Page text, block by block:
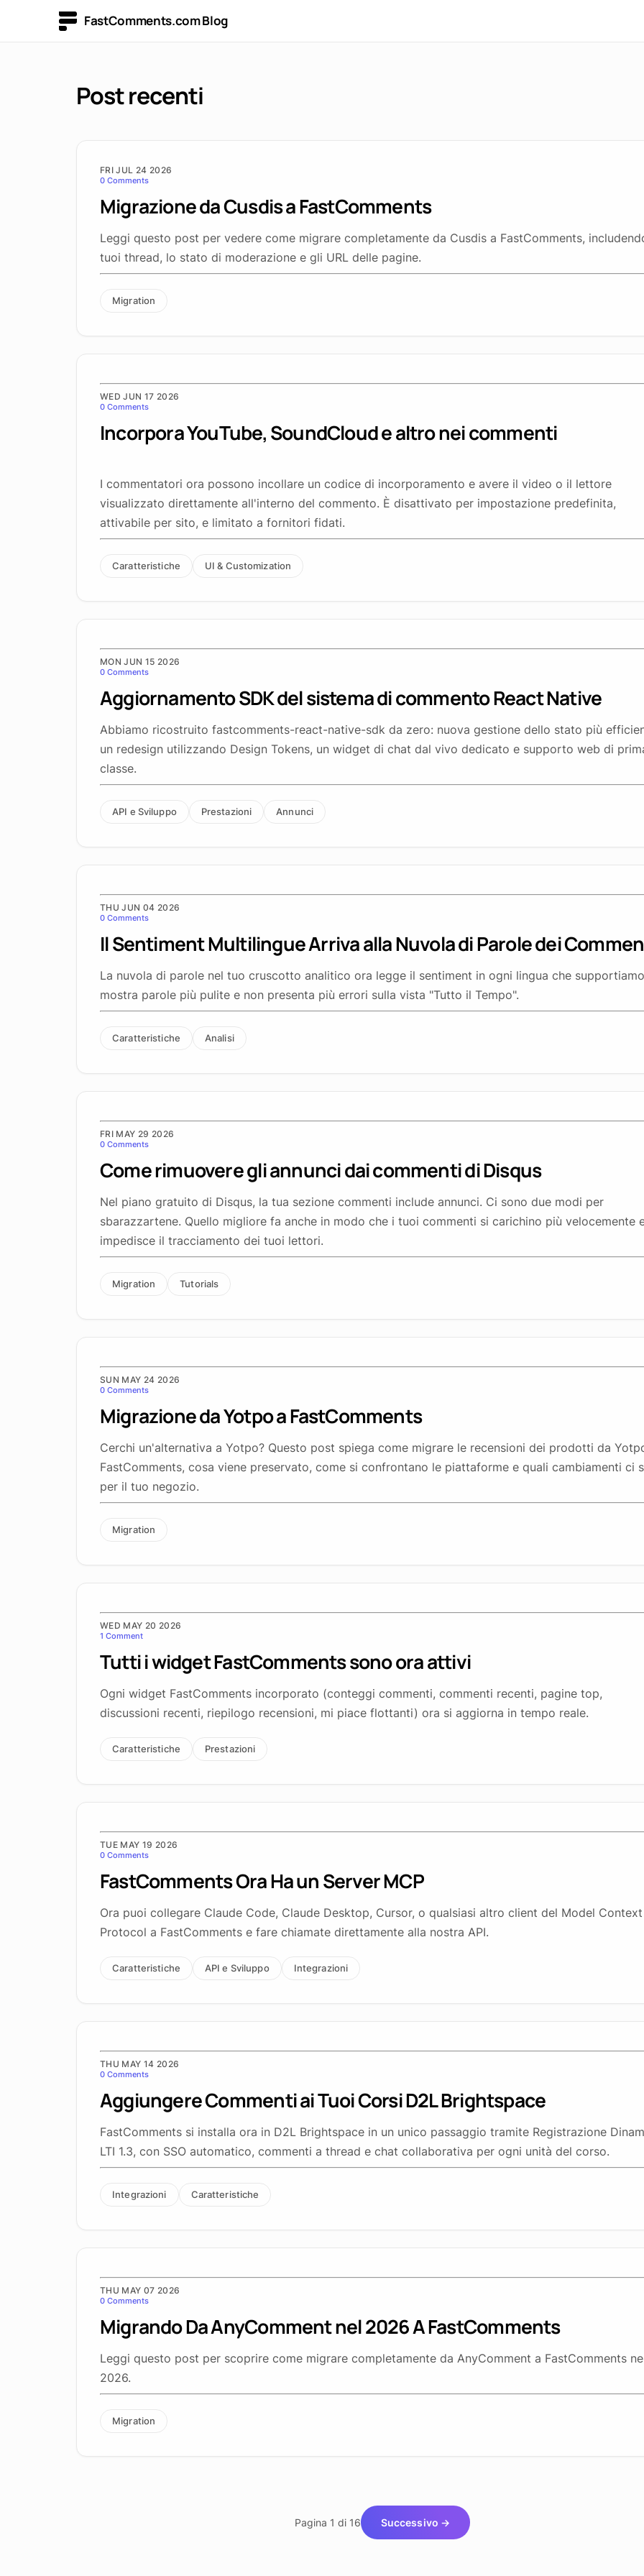
FastComments.com Blog
Post recenti
FRI JUL 24 2026
0 Comments
Migrazione da Cusdis a FastComments
Leggi questo post per vedere come migrare completamente da Cusdis a FastComments,
tuoi thread, lo stato di moderazione e gli URL delle pagine.
Migration
WED JUN 17 2026
0 Comments
Incorpora YouTube, SoundCloud e altro nei commenti
I commentatori ora possono incollare un codice di incorporamento e avere il video o il lettore
visualizzato direttamente all'interno del commento. È disattivato per impostazione predefinita,
attivabile per sito, e limitato a fornitori fidati.
Caratteristiche UI & Customization
MON JUN 15 2026
0 Comments
Aggiornamento SDK del sistema di commento React Native
Abbiamo ricostruito fastcomments-react-native-sdk da zero: nuova gestione dello stato più
un redesign utilizzando Design Tokens, un widget di chat dal vivo dedicato e supporto web di
classe.
API e Sviluppo Prestazioni Annunci
THU JUN 04 2026
0 Comments
Il Sentiment Multilingue Arriva alla Nuvola di Parole dei
La nuvola di parole nel tuo cruscotto analitico ora legge il sentiment in ogni lingua che
mostra parole più pulite e non presenta più errori sulla vista "Tutto il Tempo".
Caratteristiche Analisi
FRI MAY 29 2026
0 Comments
Come rimuovere gli annunci dai commenti di Disqus
Nel piano gratuito di Disqus, la tua sezione commenti include annunci. Ci sono due modi per
sbarazzartene. Quello migliore fa anche in modo che i tuoi commenti si carichino più velocemente
impedisce il tracciamento dei tuoi lettori.
Migration Tutorials
SUN MAY 24 2026
0 Comments
Migrazione da Yotpo a FastComments
Cerchi un'alternativa a Yotpo? Questo post spiega come migrare le recensioni dei prodotti da
FastComments, cosa viene preservato, come si confrontano le piattaforme e quali cambiamenti ci
per il tuo negozio.
Migration
WED MAY 20 2026
1 Comment
Tutti i widget FastComments sono ora attivi
Ogni widget FastComments incorporato (conteggi commenti, commenti recenti, pagine top,
discussioni recenti, riepilogo recensioni, mi piace flottanti) ora si aggiorna in tempo reale.
Caratteristiche Prestazioni
TUE MAY 19 2026
0 Comments
FastComments Ora Ha un Server MCP
Ora puoi collegare Claude Code, Claude Desktop, Cursor, o qualsiasi altro client del Model Context
Protocol a FastComments e fare chiamate direttamente alla nostra API.
Caratteristiche API e Sviluppo Integrazioni
THU MAY 14 2026
0 Comments
Aggiungere Commenti ai Tuoi Corsi D2L Brightspace
FastComments si installa ora in D2L Brightspace in un unico passaggio tramite Registrazione
LTI 1.3, con SSO automatico, commenti a thread e chat collaborativa per ogni unità del corso.
Integrazioni Caratteristiche
THU MAY 07 2026
0 Comments
Migrando Da AnyComment nel 2026 A FastComments
Leggi questo post per scoprire come migrare completamente da AnyComment a FastComments
2026.
Migration
Pagina 1 di 16 Successivo →